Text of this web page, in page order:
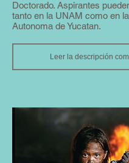
Doctorado. Aspirantes
tanto en la UNAM como en
Autonoma de Yucatan.
Leer la descripción